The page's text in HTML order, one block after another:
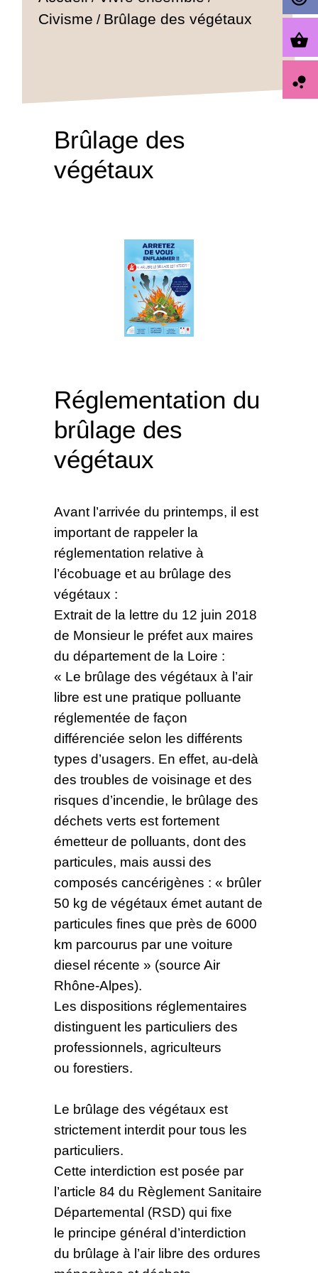
Civisme / Brûlage des végétaux
Brûlage des
végétaux
Réglementation du
brûlage des
végétaux
Avant l’arrivée du printemps, il est
important de rappeler la
réglementation relative à
l’écobuage et au brûlage des
végétaux :
Extrait de la lettre du 12 juin 2018
de Monsieur le préfet aux maires
du département de la Loire :
« Le brûlage des végétaux à l’air
libre est une pratique polluante
réglementée de façon
différenciée selon les différents
types d’usagers. En effet, au-delà
des troubles de voisinage et des
risques d’incendie, le brûlage des
déchets verts est fortement
émetteur de polluants, dont des
particules, mais aussi des
composés cancérigènes : « brûler
50 kg de végétaux émet autant de
particules fines que près de 6000
km parcourus par une voiture
diesel récente » (source Air
Rhône-Alpes).
Les dispositions réglementaires
distinguent les particuliers des
professionnels, agriculteurs
ou forestiers.
Le brûlage des végétaux est
strictement interdit pour tous les
particuliers.
Cette interdiction est posée par
l’article 84 du Règlement Sanitaire
Départemental (RSD) qui fixe
le principe général d’interdiction
du brûlage à l’air libre des ordures
shopping_basket
bubble_chart